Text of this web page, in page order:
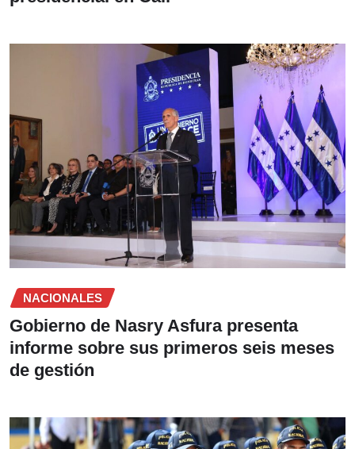
NACIONALES
Gobierno de Nasry Asfura presenta
informe sobre sus primeros seis meses
de gestión